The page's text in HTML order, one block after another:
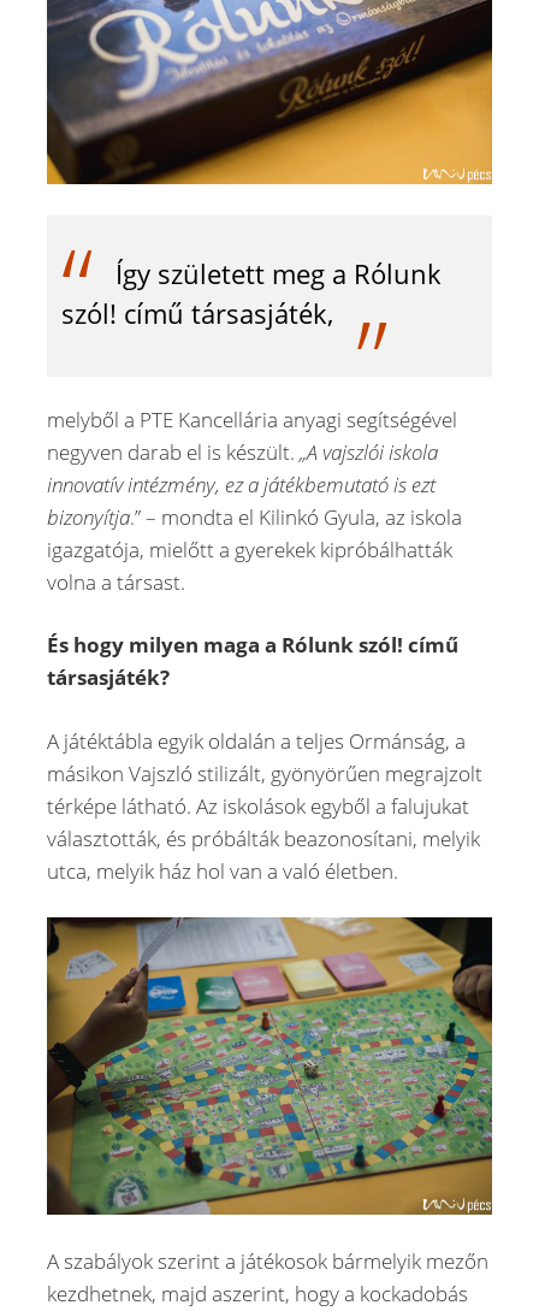
Így született meg a Rólunk
szól! című társasjáték,
melyből a PTE Kancellária anyagi segítségével
negyven darab el is készült. „A vajszlói iskola
innovatív intézmény, ez a játékbemutató is ezt
bizonyítja.” – mondta el Kilinkó Gyula, az iskola
igazgatója, mielőtt a gyerekek kipróbálhatták
volna a társast.
És hogy milyen maga a Rólunk szól! című
társasjáték?
A játéktábla egyik oldalán a teljes Ormánság, a
másikon Vajszló stilizált, gyönyörűen megrajzolt
térképe látható. Az iskolások egyből a falujukat
választották, és próbálták beazonosítani, melyik
utca, melyik ház hol van a való életben.
A szabályok szerint a játékosok bármelyik mezőn
kezdhetnek, majd aszerint, hogy a kockadobás